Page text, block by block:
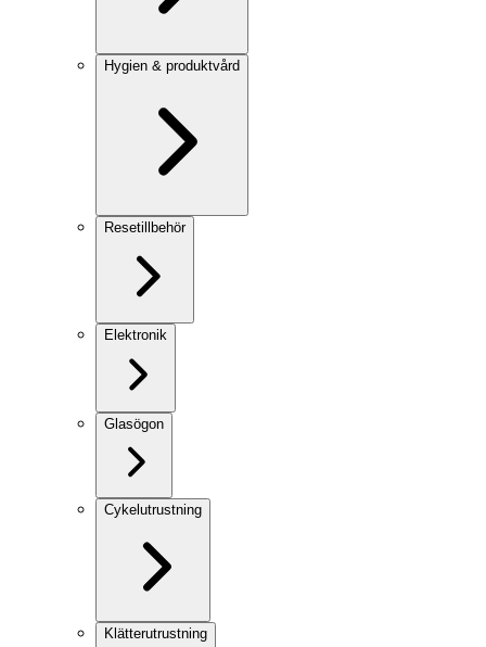
Hygien & produktvård
Resetillbehör
Elektronik
Glasögon
Cykelutrustning
Klätterutrustning